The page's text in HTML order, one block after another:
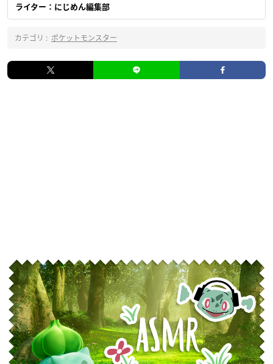
ライター：にじめん編集部
カテゴリ : ポケットモンスター